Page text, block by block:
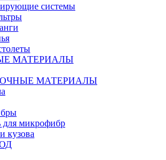
системы
МАТЕРИАЛЫ
МАТЕРИАЛЫ
микрофибр
кузова